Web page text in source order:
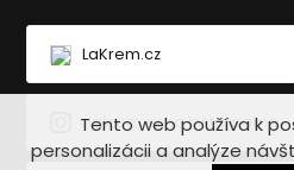
LaKrem.cz
lakrem.sk na Instagrame
Tento web používa k
personalizácii a analýze